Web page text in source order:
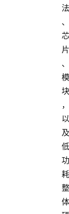
法
、
芯
片
、
模
块
，
以
及
低
功
耗
整
体